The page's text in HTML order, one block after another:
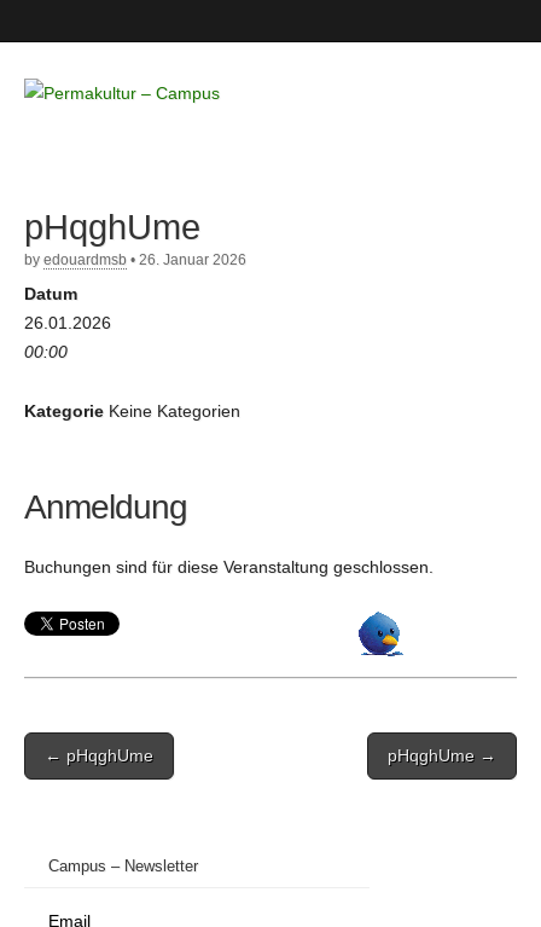
– Campus
pHqghUme
by edouardmsb • 26. Januar 2026
Datum
26.01.2026
00:00
Kategorie Keine Kategorien
Anmeldung
Buchungen sind für diese Veranstaltung geschlossen.
Post
navigation
← pHqghUme pHqghUme →
Campus – Newsletter
Email